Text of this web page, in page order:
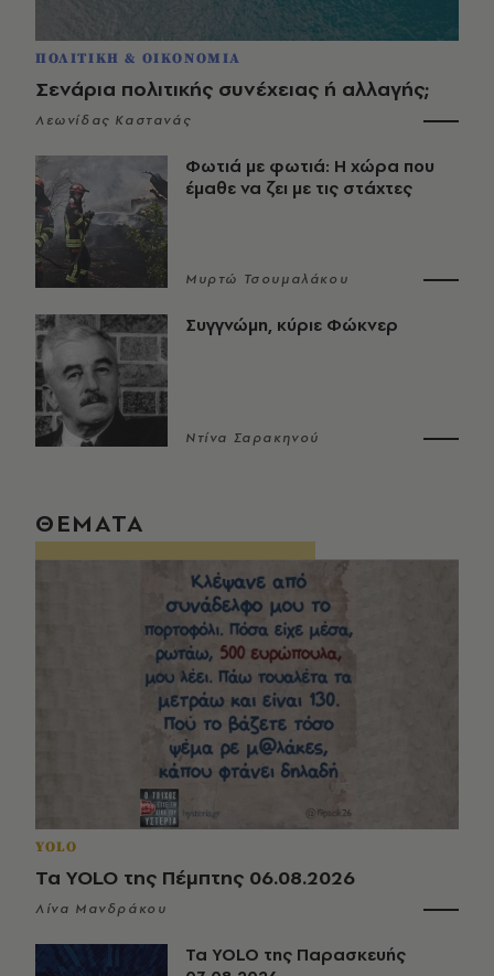
ΠΟΛΙΤΙΚΗ & ΟΙΚΟΝΟΜΙΑ
Σενάρια πολιτικής συνέχειας ή αλλαγής;
Λεωνίδας Καστανάς
Φωτιά με φωτιά: Η χώρα που
έμαθε να ζει με τις στάχτες
Μυρτώ Τσουμαλάκου
Συγγνώμη, κύριε Φώκνερ
Ντίνα Σαρακηνού
ΘΕΜΑΤΑ
YOLO
Τα YOLO της Πέμπτης 06.08.2026
Λίνα Μανδράκου
Τα YOLO της Παρασκευής